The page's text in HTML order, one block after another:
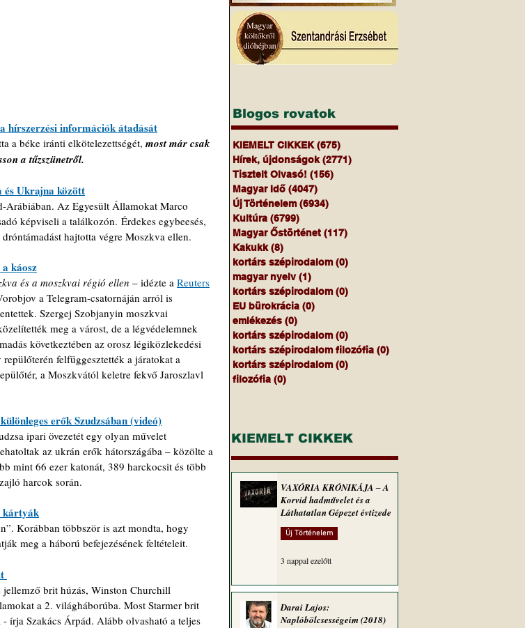
hírszerzési információk átadását
a béke iránti elkötelezettségét, most már csak
a tűzszünetről.
és Ukrajna között
Arábiában. Az Egyesült Államokat Marco
képviseli a találkozón. Érdekes egybeesés,
hajtotta végre Moszkva ellen.
káosz
és a moszkvai régió ellen – idézte a Reuters
a Telegram-csatornáján arról is
Szergej Szobjanyin moszkvai
meg a várost, de a légvédelemnek
következtében az orosz légiközlekedési
felfüggesztették a járatokat a
a Moszkvától keletre fekvő Jaroszlavl
erők Szudzsában (videó)
ipari övezetét egy olyan művelet
az ukrán erők hátországába – közölte a
mint 66 ezer katonát, 389 harckocsit és több
harcok során.
kártyák
Korábban többször is azt mondta, hogy
meg a háború befejezésének feltételeit.
brit húzás, Winston Churchill
a 2. világháborúba. Most Starmer brit
írja Szakács Árpád. Alább olvasható a teljes
Blogos rovatok
KIEMELT CIKKEK (675)
Hírek, újdonságok (2771)
Tisztelt Olvasó! (156)
Magyar Idő (4047)
Új Történelem (6934)
Kultúra (6799)
Magyar Őstörténet (117)
Kakukk (8)
kortárs szépirodalom (0)
magyar nyelv (1)
kortárs szépirodalom (0)
EU bürokrácia (0)
emlékezés (0)
kortárs szépirodalom (0)
kortárs szépirodalom filozófia (0)
kortárs szépirodalom (0)
filozófia (0)
KIEMELT CIKKEK
VAXÓRIA KRÓNIKÁJA ‒ A
Korvid hadművelet és a
Láthatatlan Gépezet évtizede
Új Történelem
3 nappal ezelőtt
Darai Lajos:
Naplóbölcsességeim (2018)